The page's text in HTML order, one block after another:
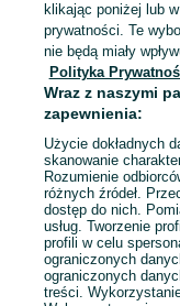
Mapa kategorii
Mapa miejscowości
Mapa ministron
Popularne wyszukiwania
klikając poniżej lub
prywatności. Te
nie będą miały
Polityka
Wraz z naszymi
zapewnienia:
Użycie dokładnych
skanowanie
Rozumienie
różnych źródeł.
dostęp do nich.
usług. Tworzenie
profili w celu
ograniczonych
ograniczonych
treści.